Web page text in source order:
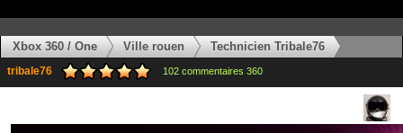
Xbox 360 / One Ville rouen Technicien Tribale76
tribale76 102 commentaires 360